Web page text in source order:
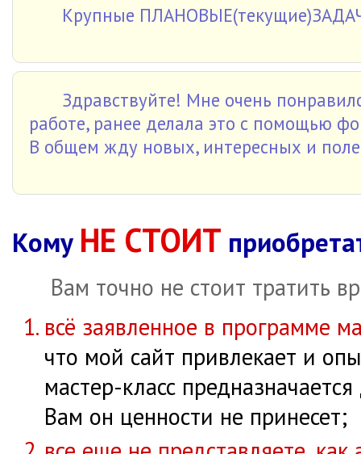
Крупные
Здравствуйте! Мне очень
работе, ранее делала это с помощью
В общем жду новых, интересных и
Кому НЕ СТОИТ
Вам точно не стоит тратить
всё заявленное в программе
что мой сайт привлекает и
мастер-класс
Вам он ценности не принесет;